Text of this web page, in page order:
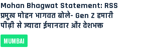
Mohan Bhagwat Statement: RSS
प्रमुख मोहन भागवत बोले- Gen Z हमारी
पीढ़ी से ज्यादा ईमानदार और देशभक्त
MUMBAI